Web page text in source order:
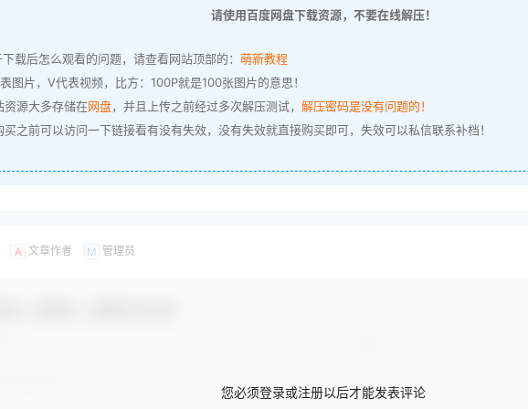
请使用百度网盘下载资源，不要在线解压！
载后怎么观看的问题，请查看网站顶部的： 萌新教程
图片，V代表视频，比方：100P就是100张图片的意思！
资源大多存储在网盘，并且上传之前经过多次解压测试， 解压密码是没有问题的！
买之前可以访问一下链接看有没有失效，没有失效就直接购买即可，失效可以私信联系补档！
A 文章作者 M 管理员
您必须登录或注册以后才能发表评论